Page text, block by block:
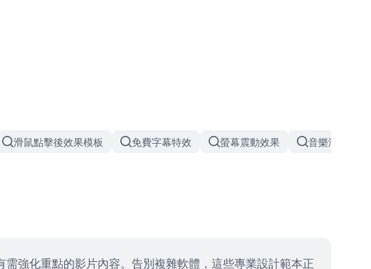
滑鼠點擊後效果模板 免費字幕特效 螢幕震動效果 音樂漸弱效果
強化重點的影片內容。告別複雜軟體，這些專業設計範本正